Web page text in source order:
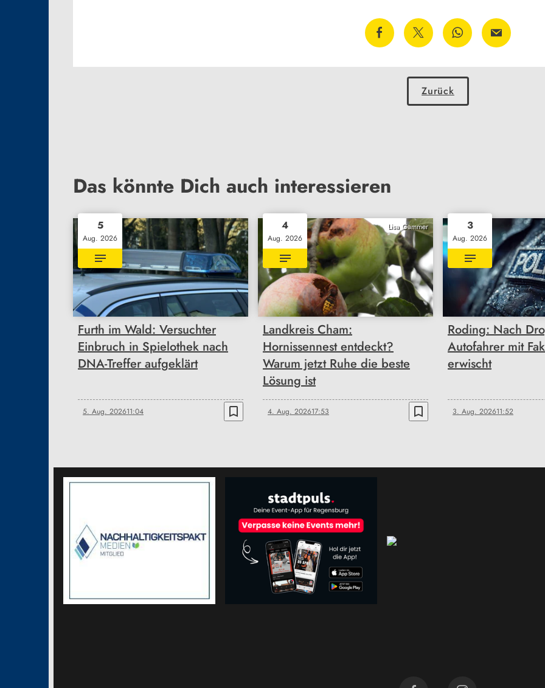
Zurück
Das könnte Dich auch interessieren
5
Aug. 2026
Furth im Wald: Versuchter
Einbruch in Spielothek nach
DNA-Treffer aufgeklärt
5. Aug. 202611:04 bookmark_border
Lisa Gammer
4
Aug. 2026
Landkreis Cham:
Hornissennest entdeckt?
Warum jetzt Ruhe die beste
Lösung ist
4. Aug. 202617:53 bookmark_border
3
Aug. 2026
Roding: Nach
Autofahrer mit
erwischt
3. Aug. 202611:52